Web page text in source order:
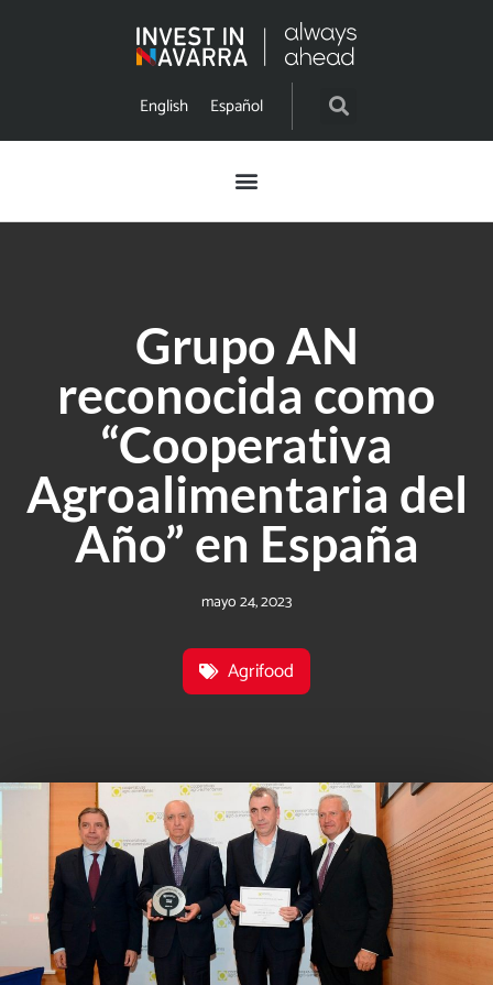
English Español
Grupo AN
reconocida como
“Cooperativa
Agroalimentaria del
Año” en España
mayo 24, 2023
Agrifood